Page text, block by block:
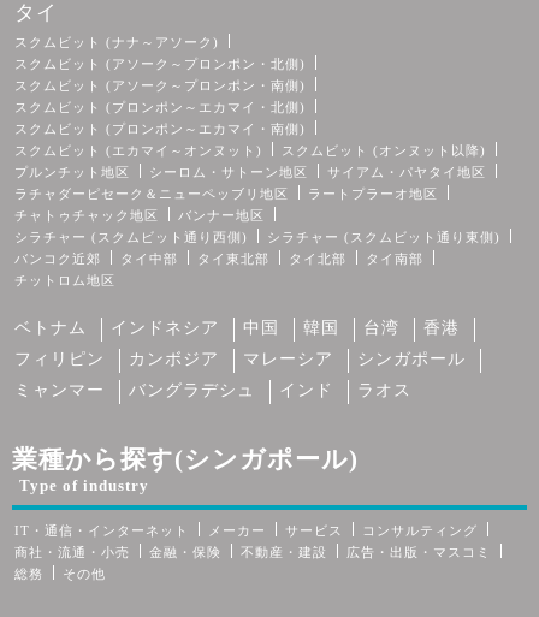
タイ
スクムビット (ナナ～アソーク)
スクムビット (アソーク～プロンポン・北側)
スクムビット (アソーク～プロンポン・南側)
スクムビット (プロンポン～エカマイ・北側)
スクムビット (プロンポン～エカマイ・南側)
スクムビット (エカマイ～オンヌット)
スクムビット (オンヌット以降)
プルンチット地区
シーロム・サトーン地区
サイアム・パヤタイ地区
ラチャダーピセーク＆ニューペッブリ地区
ラートプラーオ地区
チャトゥチャック地区
バンナー地区
シラチャー (スクムビット通り西側)
シラチャー (スクムビット通り東側)
バンコク近郊
タイ中部 タイ東北部 タイ北部
タイ南部
チットロム地区
ベトナム インドネシア 中国 韓国 台湾
香港
フィリピン
カンボジア マレーシア
シンガポール
ミャンマー
バングラデシュ インド ラオス
業種から探す(シンガポール)
Type of industry
IT・通信・インターネット メーカー サービス
コンサルティング
商社・流通・小売
金融・保険 不動産・建設
広告・出版・マスコミ
総務
その他